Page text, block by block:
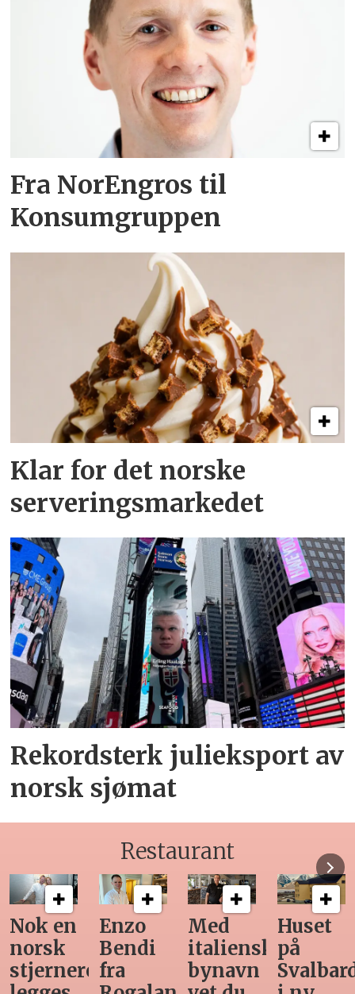
Fra NorEngros til
Konsumgruppen
Klar for det norske
serveringsmarkedet
Rekordsterk julieksport av
norsk sjømat
Restaurant
Med
italiensk
bynavn
Huset
på
Svalbard
Ny
teknologi
gjør
Siste
Horeca-